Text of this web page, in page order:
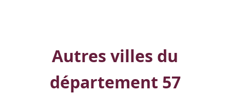
Autres villes du
département 57